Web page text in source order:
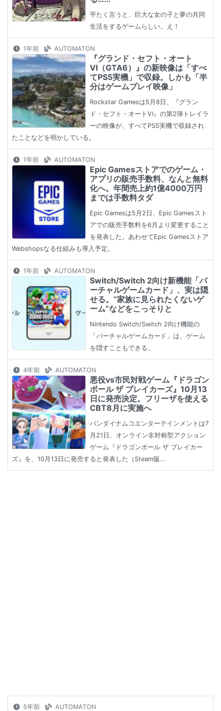
平たく言うと、巨大な女の子と夢の共同
生活をするゲームらしい。え！
1年前 AUTOMATON
『グランド・セフト・オート
VI（GTA6）』の新映像は「すべ
てPS5実機」で収録。しかも「半
分はゲームプレイ映像」
Rockstar Gamesは5月8日、『グラン
ド・セフト・オートVI』の第2弾トレイラ
ーの映像が、すべてPS5実機で収録され
たことなどを明かしている。
1年前 AUTOMATON
Epic Gamesストアでのゲーム・
アプリの販売手数料、なんと無料
化へ。年間売上約1億4000万円
までは手数料タダ
Epic Gamesは5月2日、Epic Gamesスト
アでの販売手数料を6月より変更すること
を発表した。あわせてEpic Gamesストア
Webshopsなる仕組みも導入予定。
1年前 AUTOMATON
Switch/Switch 2向け新機能「バ
ーチャルゲームカード」、実は隠
せる。“家族に見られたくないゲ
ーム”などをこっそりと
Nintendo Switch/Switch 2向け機能の
「バーチャルゲームカード」は、ゲーム
を隠すこともできる。
4年前 AUTOMATON
悪役vs市民対戦ゲーム『ドラゴン
ボール ザ ブレイカーズ』10月13
日に発売決定。フリーザを使える
CBT8月に実施へ
バンダイナムコエンターテインメントは7
月21日、オンライン非対称型アクション
ゲーム『ドラゴンボール ザ ブレイカー
ズ』を、10月13日に発売すると発表した（Steam版...
5年前 AUTOMATON